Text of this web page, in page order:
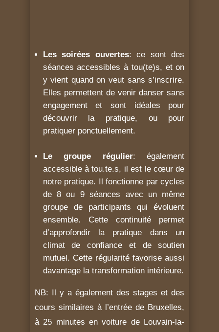
Les soirées ouvertes: ce sont des
séances accessibles à tou(te)s, et on
y vient quand on veut sans s’inscrire.
Elles permettent de venir danser sans
engagement et sont idéales pour
découvrir la pratique, ou pour
pratiquer ponctuellement.
Le groupe régulier: également
accessible à tou.te.s, il est le cœur de
notre pratique. Il fonctionne par cycles
de 8 ou 9 séances avec un même
groupe de participants qui évoluent
ensemble. Cette continuité permet
d’approfondir la pratique dans un
climat de confiance et de soutien
mutuel. Cette régularité favorise aussi
davantage la transformation intérieure.
NB: Il y a également des stages et des
cours similaires à l’entrée de Bruxelles,
à 25 minutes en voiture de Louvain-la-